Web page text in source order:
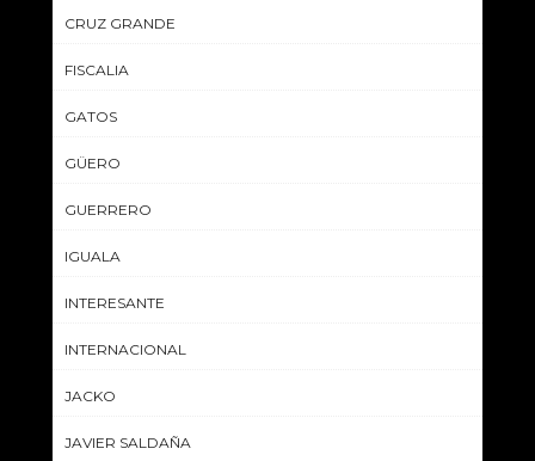
CRUZ GRANDE
FISCALIA
GATOS
GÜERO
GUERRERO
IGUALA
INTERESANTE
INTERNACIONAL
JACKO
JAVIER SALDAÑA